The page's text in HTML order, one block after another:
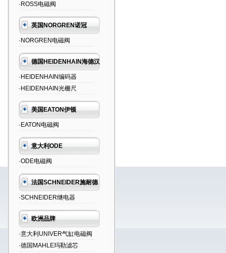
·ROSS电磁阀
英国NORGREN诺冠
·NORGREN电磁阀
德国HEIDENHAIN海德汉
·HEIDENHAIN编码器
·HEIDENHAIN光栅尺
美国EATON伊顿
·EATON电磁阀
意大利ODE
·ODE电磁阀
法国SCHNEIDER施耐德
·SCHNEIDER继电器
欧洲品牌
·意大利UNIVER气缸电磁阀
·德国MAHLE玛勒滤芯